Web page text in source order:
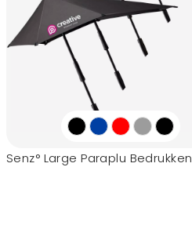
Senz° Large Paraplu Bedrukken